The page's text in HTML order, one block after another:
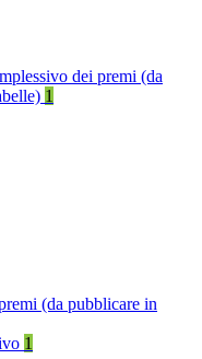
dei premi (da
1
(da pubblicare in
1